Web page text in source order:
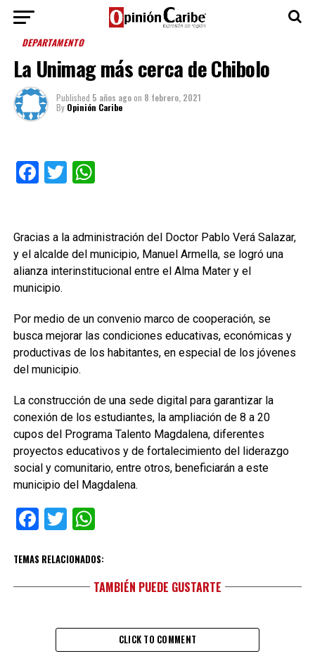
DEPARTAMENTO
La Unimag más cerca de Chibolo
Published 5 años agoon 8 febrero, 2021
By Opinión Caribe
Facebook
TwitterWhatsApp
Gracias a la administración del Doctor Pablo Verá Salazar,
y el alcalde del municipio, Manuel Armella, se logró una
alianza interinstitucional entre el Alma Mater y el
municipio.
Por medio de un convenio marco de cooperación, se
busca mejorar las condiciones educativas, económicas y
productivas de los habitantes, en especial de los jóvenes
del municipio.
La construcción de una sede digital para garantizar la
conexión de los estudiantes, la ampliación de 8 a 20
cupos del Programa Talento Magdalena, diferentes
proyectos educativos y de fortalecimiento del liderazgo
social y comunitario, entre otros, beneficiarán a este
municipio del Magdalena.
Facebook
TwitterWhatsApp
TEMAS RELACIONADOS:
TAMBIÉN PUEDE GUSTARTE
CLICK TO COMMENT